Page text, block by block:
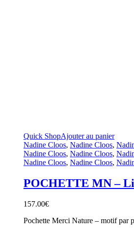
Quick ShopAjouter au panier
Nadine Cloos, Nadine Cloos,
Nadine Cloos, Nadine Cloos,
Nadine Cloos, Nadine Cloos,
POCHETTE MN –
157.00€
Pochette Merci Nature – motif par